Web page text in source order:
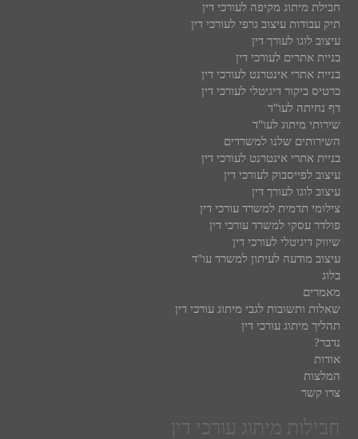
חבילת מיתוג מקיפה לעורכי דין
תיק עבודות עיצוב גרפי לעורכי דין
עיצוב לוגו לעורך דין
בניית אתרים לעורכי דין
בניית אתרי אינטרנט לעורכי דין
כרטיס ביקור דיגיטלי לעורכי דין
דף נחיתה לעו"ד
שירותי מיתוג לעו"ד
השירותים שלנו למשרדים
בניית אתרי אינטרנט לעורכי דין
עיצוב לפייסבוק לעורכי דין
עיצוב לוגו לעורך דין
צילומי תדמית למשרד עורכי דין
פולדר עסקי למשרד עורכי דין
שיווק דיגיטלי לעורכי דין
עיצוב מודעה לעיתון למשרד עו"ד
בלוג
מאמרים
שאלות ותשובות לגבי מיתוג עורכי דין
תהליך מיתוג עורכי דין
נדבר?
אודות
המלצות
צרו קשר
חבילות מיתוג עורכי דין